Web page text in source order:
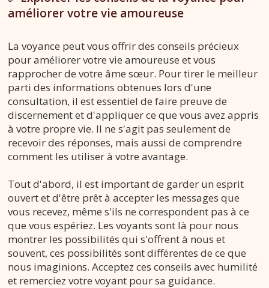
améliorer votre vie amoureuse
La voyance peut vous offrir des conseils précieux
pour améliorer votre vie amoureuse et vous
rapprocher de votre âme sœur. Pour tirer le meilleur
parti des informations obtenues lors d'une
consultation, il est essentiel de faire preuve de
discernement et d'appliquer ce que vous avez appris
à votre propre vie. Il ne s'agit pas seulement de
recevoir des réponses, mais aussi de comprendre
comment les utiliser à votre avantage.
Tout d'abord, il est important de garder un esprit
ouvert et d'être prêt à accepter les messages que
vous recevez, même s'ils ne correspondent pas à ce
que vous espériez. Les voyants sont là pour nous
montrer les possibilités qui s'offrent à nous et
souvent, ces possibilités sont différentes de ce que
nous imaginions. Acceptez ces conseils avec humilité
et remerciez votre voyant pour sa guidance.